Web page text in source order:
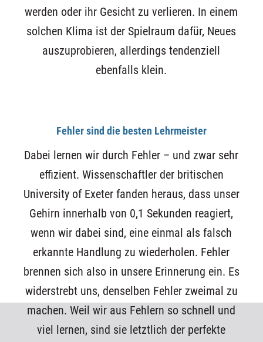
werden oder ihr Gesicht zu verlieren. In einem
solchen Klima ist der Spielraum dafür, Neues
auszuprobieren, allerdings tendenziell
ebenfalls klein.
Fehler sind die besten Lehrmeister
Dabei lernen wir durch Fehler – und zwar sehr
effizient. Wissenschaftler der britischen
University of Exeter fanden heraus, dass unser
Gehirn innerhalb von 0,1 Sekunden reagiert,
wenn wir dabei sind, eine einmal als falsch
erkannte Handlung zu wiederholen. Fehler
brennen sich also in unsere Erinnerung ein. Es
widerstrebt uns, denselben Fehler zweimal zu
machen. Weil wir aus Fehlern so schnell und
viel lernen, sind sie letztlich der perfekte